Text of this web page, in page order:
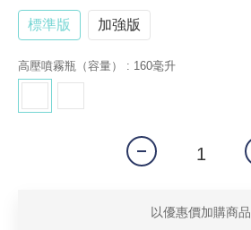
標準版 加強版
高壓噴霧瓶（容量） : 160毫升
以優惠價加購商品